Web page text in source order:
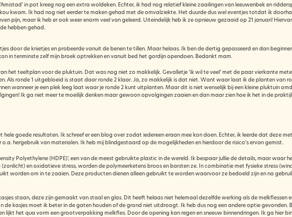
in pot kreeg nog een extra woldeken. Echter, ik had nog relatief kleine zaailingen van leeuwenbek en
kwam. Ik had nog niet eerder te maken gehad met de omvalziekte. Het duurde dus wel eventjes totdat ik
pijn, maar ik heb er ook weer enorm veel van geleerd. Uiteindelijk heb ik ze opnieuw gezaaid op 21 januari!
hebben gehad.
door de knietjes en probeerde vanuit de benen te tillen. Maar helaas. Ik ben de dertig gepasseerd en dan
in tenminste zelf mijn broek optrekken en vanuit bed het gordijn opendoen. Bedankt mam.
teeltplan voor de pluktuin. Dat was nog niet zo makkelijk. Gevalletje ‘ik wil te veel’ met de paar vierkante
Als ronde 1 uitgebloeid is staat daar ronde 2 klaar. Ja, zo makkelijk is dat niet. Want waar laat ik de planten van
wanneer je een plek leeg laat waar je ronde 2 kunt uitplanten. Maar dit is niet wenselijk bij een kleine pluktuin
Ik ga niet meer te moeilijk denken maar gewoon opvolgingen zaaien en dan maar zien hoe ik het in de
goede resultaten. Ik schreef er een blog over zodat iedereen eraan mee kon doen. Echter, ik leerde dat deze
hergebruik van materialen. Ik heb mij blindgestaard op de mogelijkheden en hierdoor de risico’s ervan gemist.
Polyethylene (HDPE)’, een van de meest gebruikte plastic in de wereld. Ik bespaar jullie de details, maar
en oxidatieve stress, worden de polymeerketens broos en barsten ze. In combinatie met fysieke stress
worden om in te zaaien. Deze producten dienen alleen gebruikt te worden waarvoor ze bedoeld zijn en na
staan, deze zijn gemaakt van staal en glas. Dit heeft helaas niet helemaal dezelfde werking als de
kasjes moet ik beter in de gaten houden of de grond niet uitdroogt. Ik heb dus nog een andere optie
lijkt het qua vorm een grootverpakking melkfles. Door de opening kan regen en sneeuw binnendringen. Ik ga